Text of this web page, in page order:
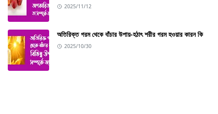
2025/11/12
অতিরিক্ত গরম থেকে বাঁচার উপায়-হঠাৎ শরীর গরম হওয়ার কারন কি
2025/10/30